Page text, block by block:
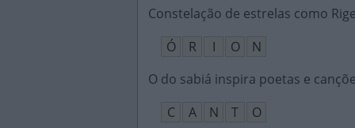
Constelação de estrelas como
Ó
R I O
N
O do sabiá inspira poetas e
C
A N T
O